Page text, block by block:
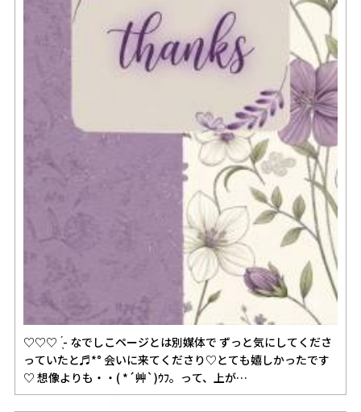
♡♡♡ ̖́- なでしこページとは別媒体で ずっと気にしてくださ
っていたと♬*° 会いに来てくださり♡とても嬉しかったです
♡ 想像よりも・・( *´艸`)ｳﾌ。って、上が…